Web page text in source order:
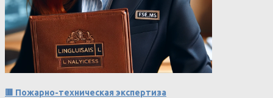
🟥 Пожарно-техническая экспертиза